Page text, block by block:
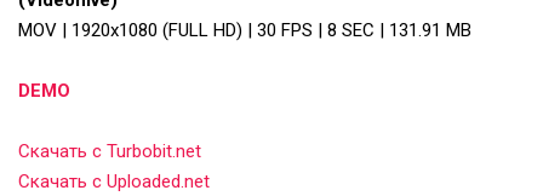
MOV | 1920x1080 (FULL HD) | 30 FPS | 8 SEC | 131.91 MB
DEMO
Скачать с Turbobit.net
Скачать с Uploaded.net